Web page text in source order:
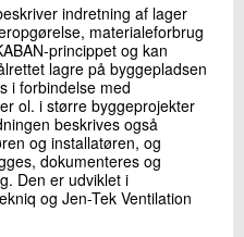
indretning af lager
materialeforbrug
princippet og kan
lagre på byggepladsen
i forbindelse med
ol. i større byggeprojekter
beskrives også
og installatøren, og
dokumenteres og
Den er udviklet i
og Jen-Tek Ventilation